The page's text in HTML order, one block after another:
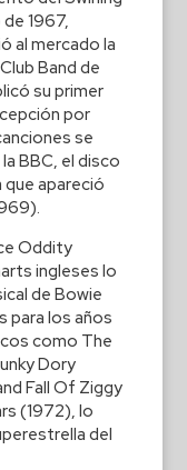
1967,
al mercado la
Band de
su primer
por
se
BBC, el disco
apareció
Oddity
ingleses lo
de Bowie
para los años
como The
Dory
Fall Of Ziggy
(1972), lo
del